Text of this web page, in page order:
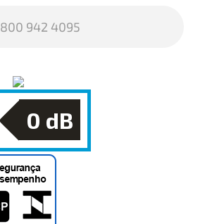
942 4095
0 dB